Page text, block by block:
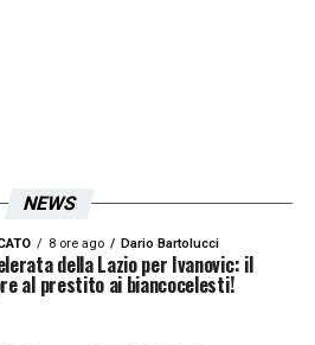
NEWS
8 ore ago Dario Bartolucci
della Lazio per Ivanovic: il
al prestito ai biancocelesti!